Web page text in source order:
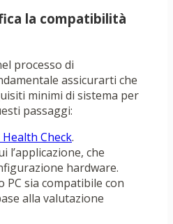
la compatibilità
processo di
assicurarti che
minimi di sistema per
passaggi:
Health Check.
l’applicazione, che
hardware.
PC sia compatibile con
alla valutazione